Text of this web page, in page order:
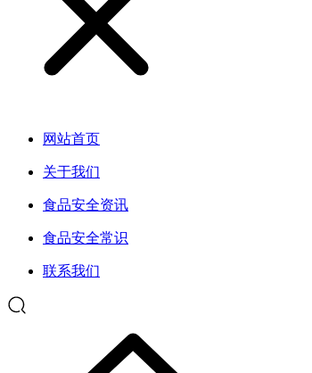
网站首页
关于我们
食品安全资讯
食品安全常识
联系我们